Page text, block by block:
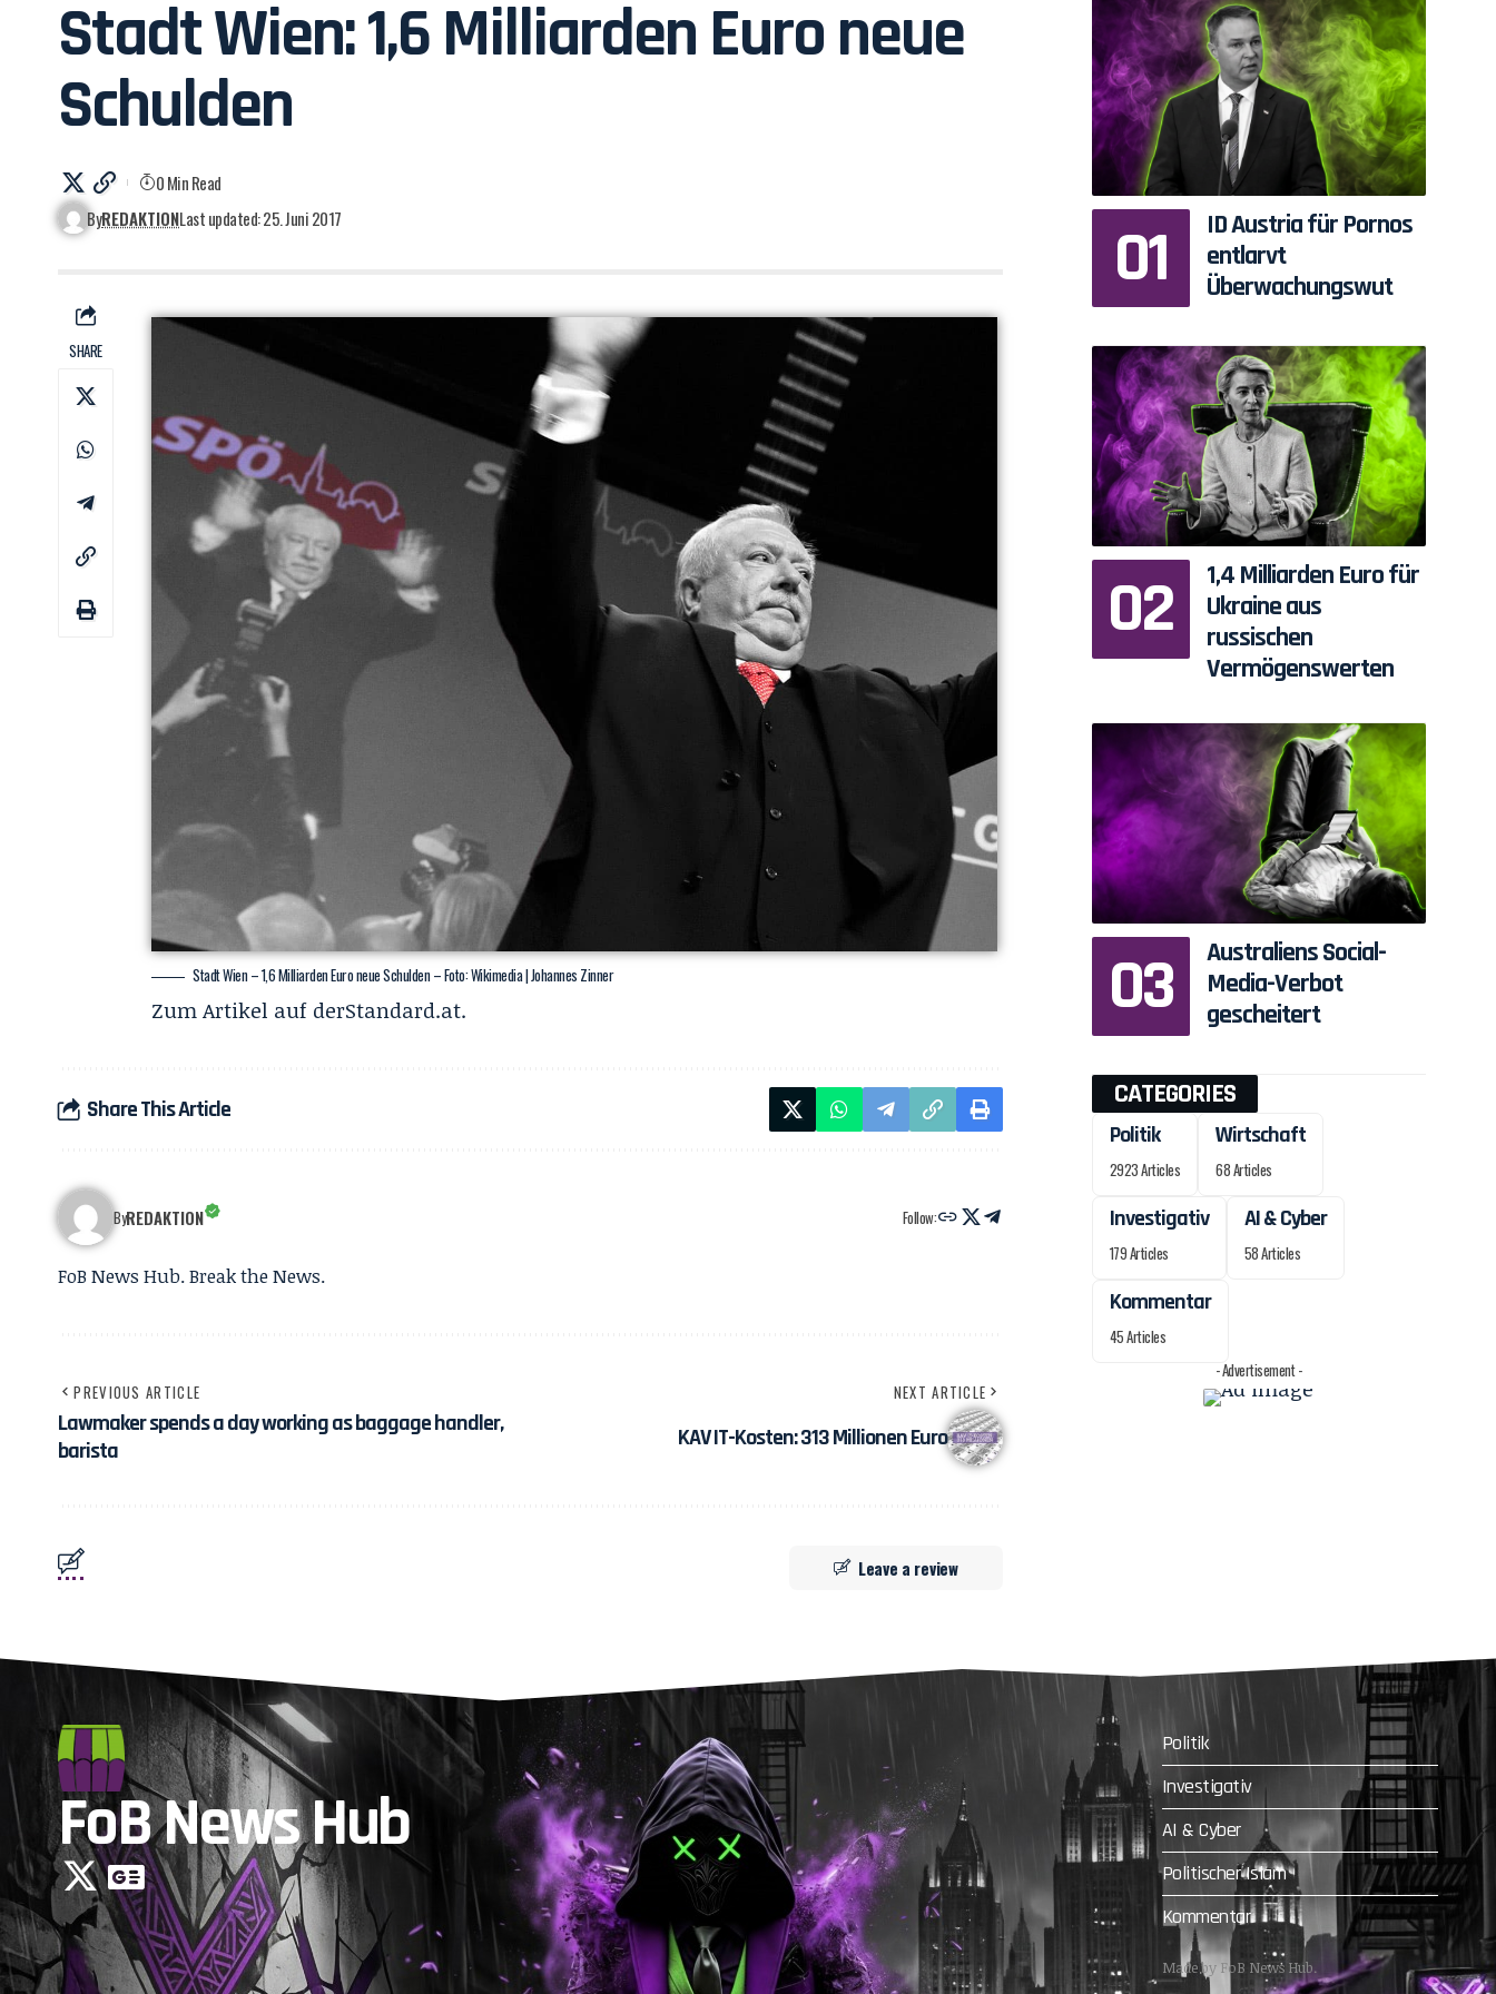
Stadt Wien: 1,6 Milliarden Euro neue
Schulden
ByREDAKTIONLast updated: 25. Juni 2017
0 Min Read
SHARE
Stadt Wien – 1,6 Milliarden Euro neue Schulden – Foto: Wikimedia | Johannes Zinner
Zum Artikel auf derStandard.at.
Share This Article
ByREDAKTION Follow:
FoB News Hub. Break the News.
PREVIOUS ARTICLE
Lawmaker spends a day working as baggage handler,
barista
NEXT ARTICLE
KAV IT-Kosten: 313 Millionen Euro
Leave a review
ID Austria für Pornos
entlarvt
Überwachungswut
1,4 Milliarden Euro für
Ukraine aus
russischen
Vermögenswerten
Australiens Social-
Media-Verbot
gescheitert
CATEGORIES
Politik
2923 Articles
Wirtschaft
68 Articles
Investigativ
179 Articles
AI & Cyber
58 Articles
Kommentar
45 Articles
- Advertisement -
FoB News Hub
Politik
Investigativ
AI & Cyber
Politischer Islam
Kommentar
Made by FoB News Hub.